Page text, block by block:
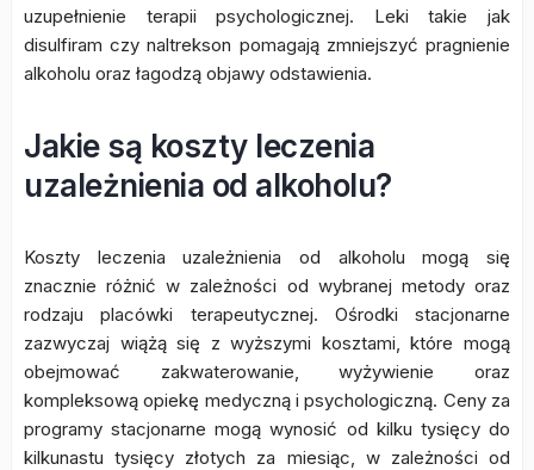
uzupełnienie terapii psychologicznej. Leki takie jak
disulfiram czy naltrekson pomagają zmniejszyć pragnienie
alkoholu oraz łagodzą objawy odstawienia.
Jakie są koszty leczenia
uzależnienia od alkoholu?
Koszty leczenia uzależnienia od alkoholu mogą się
znacznie różnić w zależności od wybranej metody oraz
rodzaju placówki terapeutycznej. Ośrodki stacjonarne
zazwyczaj wiążą się z wyższymi kosztami, które mogą
obejmować zakwaterowanie, wyżywienie oraz
kompleksową opiekę medyczną i psychologiczną. Ceny za
programy stacjonarne mogą wynosić od kilku tysięcy do
kilkunastu tysięcy złotych za miesiąc, w zależności od